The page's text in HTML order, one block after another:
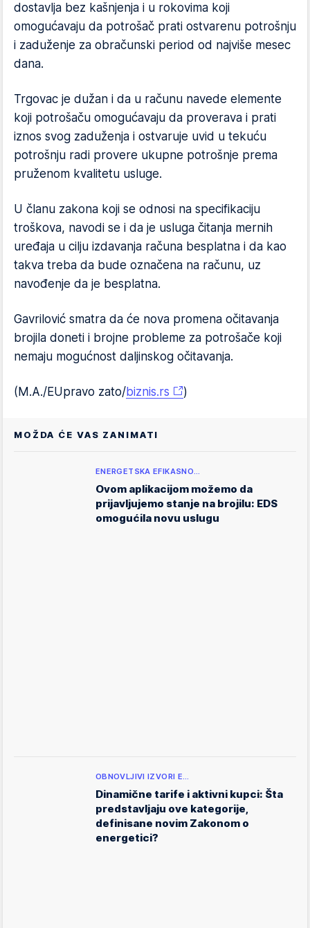
dostavlja bez kašnjenja i u rokovima koji
omogućavaju da potrošač prati ostvarenu potrošnju
i zaduženje za obračunski period od najviše mesec
dana.
Trgovac je dužan i da u računu navede elemente
koji potrošaču omogućavaju da proverava i prati
iznos svog zaduženja i ostvaruje uvid u tekuću
potrošnju radi provere ukupne potrošnje prema
pruženom kvalitetu usluge.
U članu zakona koji se odnosi na specifikaciju
troškova, navodi se i da je usluga čitanja mernih
uređaja u cilju izdavanja računa besplatna i da kao
takva treba da bude označena na računu, uz
navođenje da je besplatna.
Gavrilović smatra da će nova promena očitavanja
brojila doneti i brojne probleme za potrošače koji
nemaju mogućnost daljinskog očitavanja.
(M.A./EUpravo zato/biznis.rs )
MOŽDA ĆE VAS ZANIMATI
ENERGETSKA EFIKASNO…
Ovom aplikacijom možemo da
prijavljujemo stanje na brojilu: EDS
omogućila novu uslugu
OBNOVLJIVI IZVORI E…
Dinamične tarife i aktivni kupci: Šta
predstavljaju ove kategorije,
definisane novim Zakonom o
energetici?